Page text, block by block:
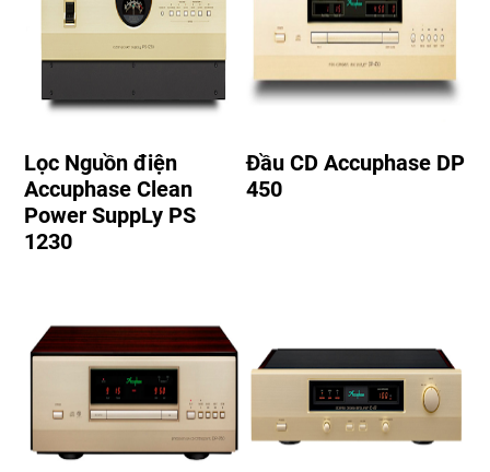
Lọc Nguồn điện
Accuphase Clean
Power SuppLy PS
1230
Đầu CD Accuphase DP
450